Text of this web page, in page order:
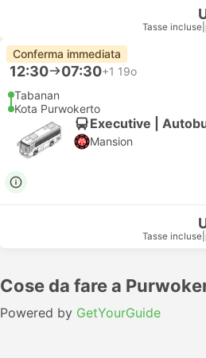
Tasse incluse
Conferma immediata
12:30 07:30+1 19o
Tabanan
Kota Purwokerto
Executive |
Mansion
Tasse incluse
Cose da fare a
Powered by GetYourGuide